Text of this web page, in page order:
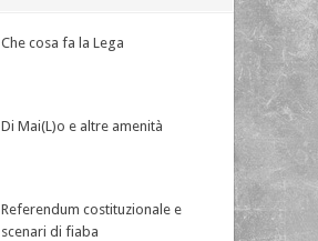
Che cosa fa la Lega
Di Mai(L)o e altre amenità
Referendum costituzionale e
scenari di fiaba